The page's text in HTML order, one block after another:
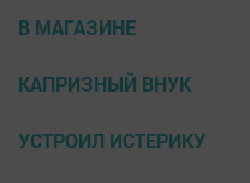
В МАГАЗИНЕ
КАПРИЗНЫЙ ВНУК
УСТРОИЛ ИСТЕРИКУ